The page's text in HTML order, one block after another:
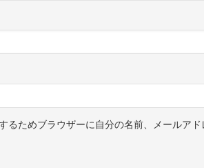
るためブラウザーに自分の名前、メールアド